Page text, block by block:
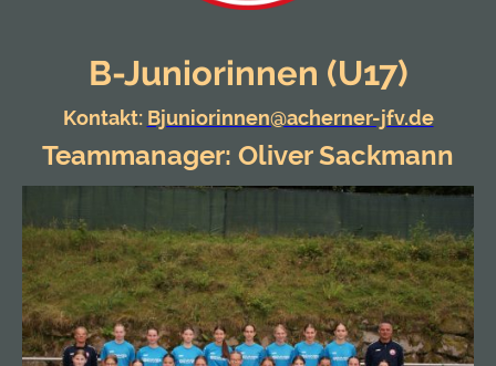
B-Juniorinnen (U17)
Kontakt: Bjuniorinnen@acherner-jfv.de
Teammanager: Oliver Sackmann